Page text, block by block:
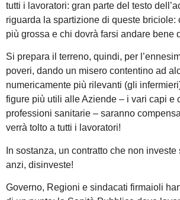
tutti i lavoratori: gran parte del testo
riguarda la spartizione di queste briciole:
più grossa e chi dovrà farsi andare bene
Si prepara il terreno, quindi, per
poveri, dando un misero contentino ad
numericamente più rilevanti (gli
figure più utili alle Aziende – i vari capi e
professioni sanitarie – saranno
verrà tolto a tutti i lavoratori!
In sostanza, un contratto che non
anzi, disinveste!
Governo, Regioni e sindacati firmaioli